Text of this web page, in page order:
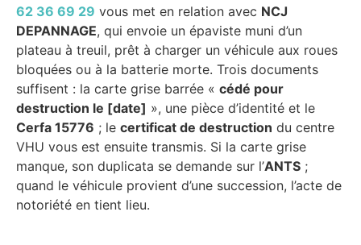
62 36 69 29 vous met en relation avec NCJ
DEPANNAGE, qui envoie un épaviste muni d’un
plateau à treuil, prêt à charger un véhicule aux roues
bloquées ou à la batterie morte. Trois documents
suffisent : la carte grise barrée « cédé pour
destruction le [date] », une pièce d’identité et le
Cerfa 15776 ; le certificat de destruction du centre
VHU vous est ensuite transmis. Si la carte grise
manque, son duplicata se demande sur l’ANTS ;
quand le véhicule provient d’une succession, l’acte de
notoriété en tient lieu.